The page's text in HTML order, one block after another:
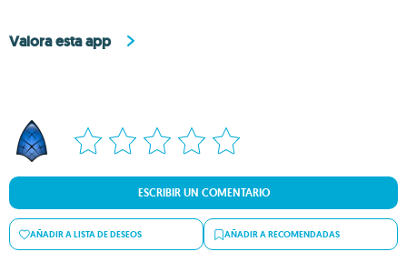
Valora esta app
ESCRIBIR UN COMENTARIO
AÑADIR A LISTA DE DESEOS AÑADIR A RECOMENDADAS